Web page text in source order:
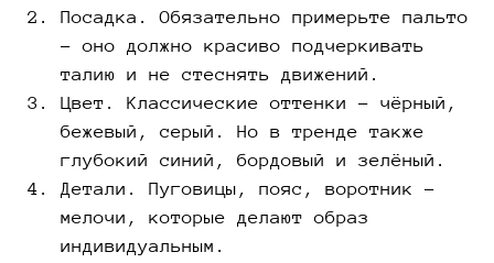
Посадка. Обязательно примерьте пальто
– оно должно красиво подчеркивать
талию и не стеснять движений.
Цвет. Классические оттенки – чёрный,
бежевый, серый. Но в тренде также
глубокий синий, бордовый и зелёный.
Детали. Пуговицы, пояс, воротник –
мелочи, которые делают образ
индивидуальным.